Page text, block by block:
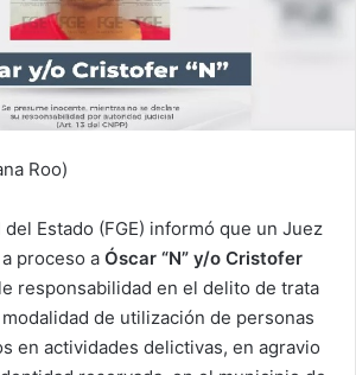
Roo)
del Estado (FGE) informó que un Juez
proceso a Óscar “N” y/o Cristofer
responsabilidad en el delito de trata
de utilización de personas
en actividades delictivas, en agravio